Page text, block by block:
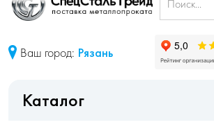
Ваш город: Рязань
Каталог